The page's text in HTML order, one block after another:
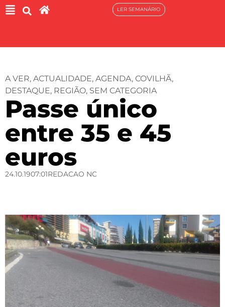
LER SEMANÁRIO
A VER, ACTUALIDADE, AGENDA, COVILHÃ,
DESTAQUE, REGIÃO, SEM CATEGORIA
Passe único
entre 35 e 45
euros
24.10.1907:01REDACAO NC